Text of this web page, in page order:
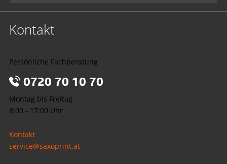
Kontakt
Persönliche Fachberatung
0720 70 10 70
Montag bis Freitag
8:00 - 17:00 Uhr
Kontakt
service@saxoprint.at